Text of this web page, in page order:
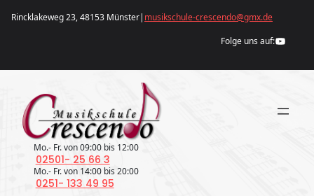
Inhalt
Rincklakeweg 23, 48153 Münster| musikschule-crescendo@gmx.de
Folge uns auf:YouTube
Mo.- Fr. von 09:00 bis 12:00
02501- 25 66 3
Mo.- Fr. von 14:00 bis 20:00
0251- 133 49 95